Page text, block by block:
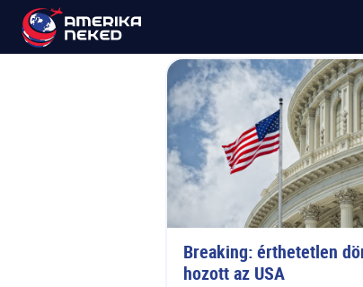
Breaking: érthetetlen
hozott az USA